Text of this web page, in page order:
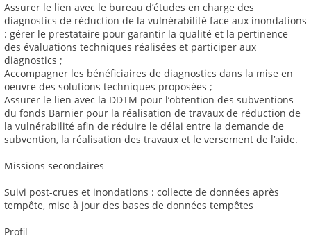
Assurer le lien avec le bureau d’études en charge des
diagnostics de réduction de la vulnérabilité face aux inondations
: gérer le prestataire pour garantir la qualité et la pertinence
des évaluations techniques réalisées et participer aux
diagnostics ;
Accompagner les bénéficiaires de diagnostics dans la mise en
oeuvre des solutions techniques proposées ;
Assurer le lien avec la DDTM pour l’obtention des subventions
du fonds Barnier pour la réalisation de travaux de réduction de
la vulnérabilité afin de réduire le délai entre la demande de
subvention, la réalisation des travaux et le versement de l’aide.
Missions secondaires
Suivi post-crues et inondations : collecte de données après
tempête, mise à jour des bases de données tempêtes
Profil